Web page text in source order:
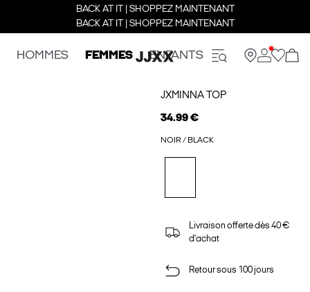
BACK AT IT | SHOPPEZ MAINTENANT
BACK AT IT | SHOPPEZ MAINTENANT
HOMMES FEMMES ENFANTS
JXMINNA TOP
34.99 €
NOIR / BLACK
Livraison offerte dès 40 €
d'achat
Retour sous 100 jours